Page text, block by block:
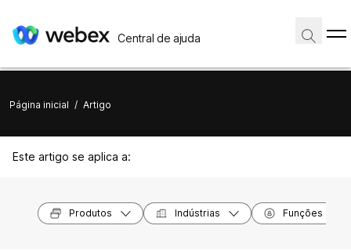
Central de ajuda
Página inicial / Artigo
Este artigo se aplica a:
Produtos Indústrias Funções